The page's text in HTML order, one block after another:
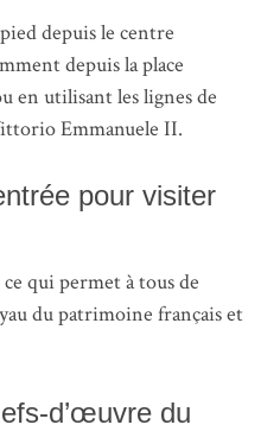
pied depuis le centre
depuis la place
en utilisant les lignes de
Emmanuele II.
pour visiter
qui permet à tous de
du patrimoine français et
d’œuvre du